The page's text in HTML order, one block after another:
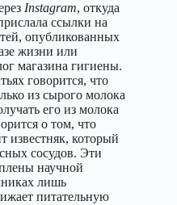
Instagram, откуда
ссылки на
опубликованных
жизни или
магазина гигиены.
говорится, что
из сырого молока
его из молока
о том, что
известняк, который
сосудов. Эти
научной
лишь
питательную